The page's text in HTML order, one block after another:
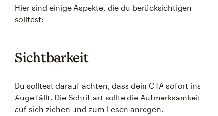
Hier sind einige Aspekte, die du berücksichtigen
solltest:
Sichtbarkeit
Du solltest darauf achten, dass dein CTA sofort ins
Auge fällt. Die Schriftart sollte die Aufmerksamkeit
auf sich ziehen und zum Lesen anregen.